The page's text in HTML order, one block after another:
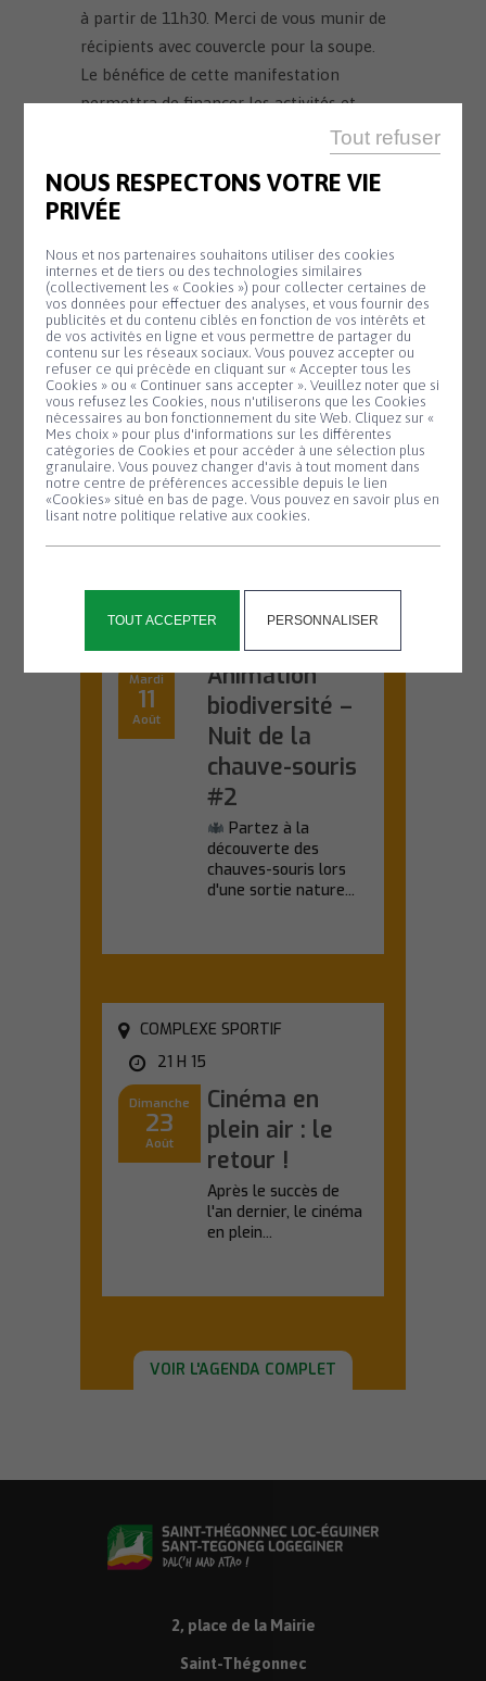
Panneau de gestion des cookies
NOUS RESPECTONS VOTRE VIE
PRIVÉE
Nous et nos partenaires souhaitons utiliser des cookies
internes et de tiers ou des technologies similaires
(collectivement les « Cookies ») pour collecter certaines de
vos données pour effectuer des analyses, et vous fournir des
publicités et du contenu ciblés en fonction de vos intérêts et
de vos activités en ligne et vous permettre de partager du
contenu sur les réseaux sociaux. Vous pouvez accepter ou
refuser ce qui précède en cliquant sur « Accepter tous les
Cookies » ou « Continuer sans accepter ». Veuillez noter que si
vous refusez les Cookies, nous n'utiliserons que les Cookies
nécessaires au bon fonctionnement du site Web. Cliquez sur «
Mes choix » pour plus d'informations sur les différentes
catégories de Cookies et pour accéder à une sélection plus
granulaire. Vous pouvez changer d'avis à tout moment dans
notre centre de préférences accessible depuis le lien
«Cookies» situé en bas de page. Vous pouvez en savoir plus en
lisant notre politique relative aux cookies.
TOUT ACCEPTER
Tout refuser
PERSONNALISER
à partir de 11h30. Merci de vous munir de
récipients avec couvercle pour la soupe.
Le bénéfice de cette manifestation
permettra de financer les activités et
SALLE KANEVEDENN
10 H 00 - 17 H 30
Lundi
3
Août
Exposition de
Mag’gie
Du 3 au 16 août,
venez découvrir
l'univers créatif de...
En savoir plus
Mardi
11
Août
Animation
biodiversité –
Nuit de la
chauve-souris
#2
Partez à la
découverte des
chauves-souris lors
d'une sortie nature...
COMPLEXE SPORTIF
21 H 15
Dimanche
23
Août
Cinéma en
plein air : le
retour !
Après le succès de
l'an dernier, le cinéma
en plein...
VOIR L'AGENDA COMPLET
2, place de la Mairie
Saint-Thégonnec